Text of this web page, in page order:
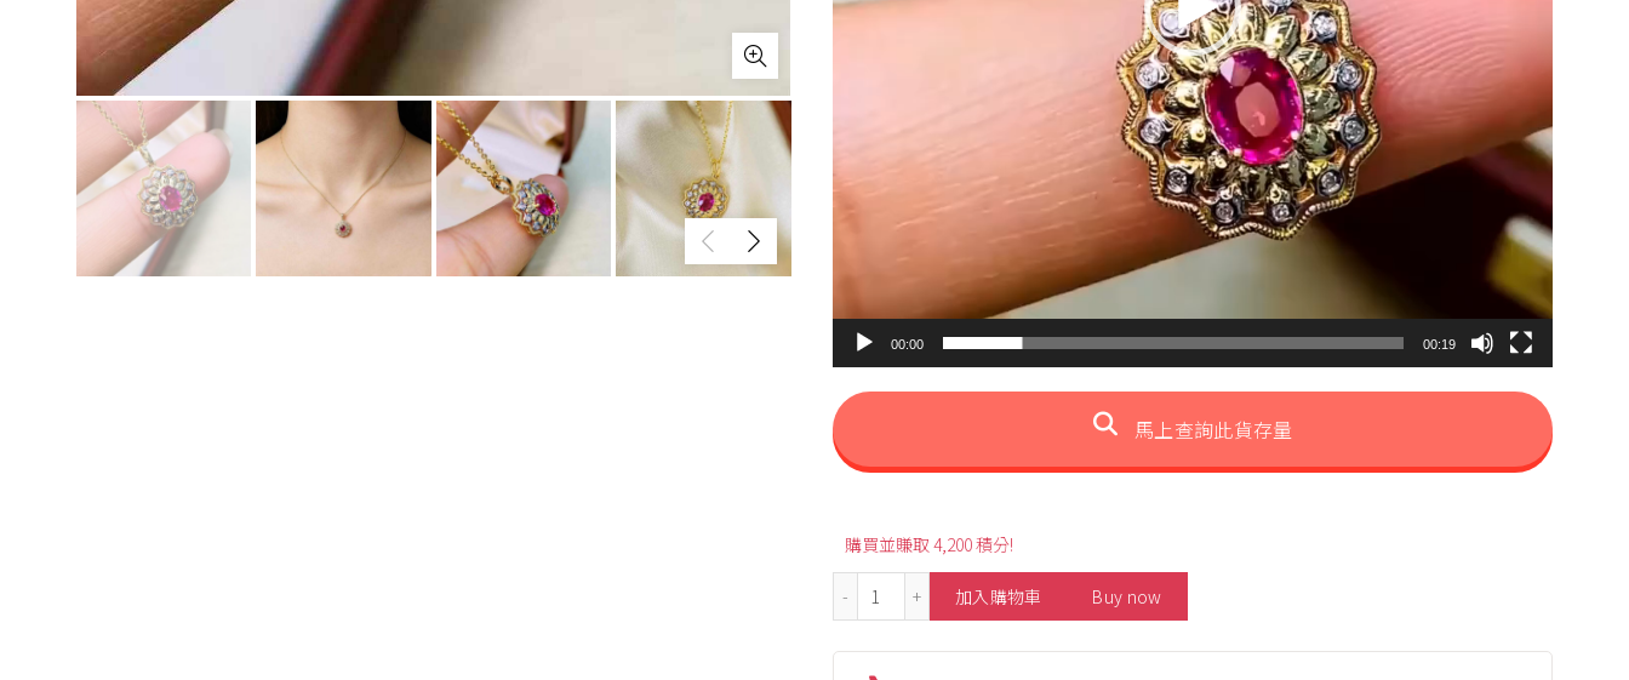
00:00 00:19
馬上查詢此貨存量
購買並賺取 4,200 積分!
0.45ct Natural Unheated Ruby Pendant 數量
加入購物車 Buy now